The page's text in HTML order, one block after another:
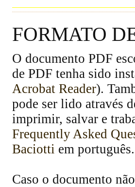
FORMATO
O documento PDF
de PDF tenha sido
Acrobat Reader).
pode ser lido através
imprimir, salvar e
Frequently Asked
Baciotti em português.
Caso o documento